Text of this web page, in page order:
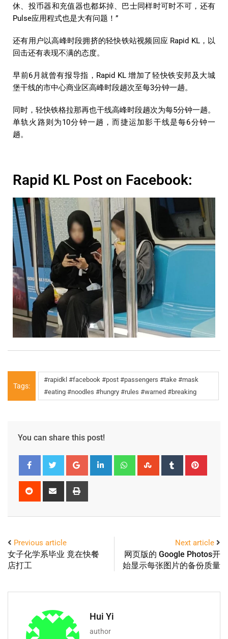
休、投币器和充值器也都坏掉、巴士同样时可时不可，还有
Pulse应用程式也是大有问题！”
还有用户以高峰时段拥挤的轻快铁站视频回应 Rapid KL，以
回击还有表现不满的态度。
早前6月就曾有报导指，Rapid KL 增加了轻快铁安邦及大城
堡干线的市中心商业区高峰时段趟次至每3分钟一趟。
同时，轻快铁格拉那再也干线高峰时段趟次为每5分钟一趟。
单轨火路则为10分钟一趟，而捷运加影干线是每6分钟一
趟。
Rapid KL Post on Facebook:
Tags:
#rapidkl #facebook #post #passengers #take #mask
#eating #noodles #hungry #rules #warned #breaking
You can share this post!
Previous article
女子化学系毕业 竟在快餐
店打工
Next article
网页版的 Google Photos开
始显示每张图片的备份质量
Hui Yi
author